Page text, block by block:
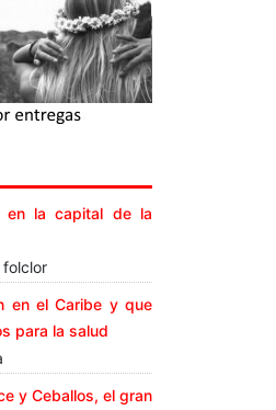
en la capital de la
folclor
en el Caribe y que
para la salud
y Ceballos, el gran